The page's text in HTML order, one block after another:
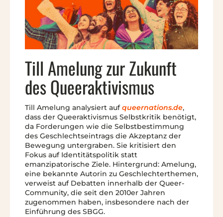
Till Amelung zur Zukunft
des Queeraktivismus
Till Amelung analysiert aufqueernations.de,
dass der Queeraktivismus Selbstkritik benötigt,
da Forderungen wie die Selbstbestimmung
des Geschlechtseintrags die Akzeptanz der
Bewegung untergraben. Sie kritisiert den
Fokus auf Identitätspolitik statt
emanzipatorische Ziele. Hintergrund: Amelung,
eine bekannte Autorin zu Geschlechterthemen,
verweist auf Debatten innerhalb der Queer-
Community, die seit den 2010er Jahren
zugenommen haben, insbesondere nach der
Einführung des SBGG.